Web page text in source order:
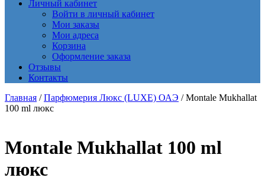
Личный кабинет
Войти в личный кабинет
Мои заказы
Мои адреса
Корзина
Оформление заказа
Отзывы
Контакты
Главная /Парфюмерия Люкс (LUXE) ОАЭ / Montale Mukhallat
100 ml люкс
Montale Mukhallat 100 ml
люкс